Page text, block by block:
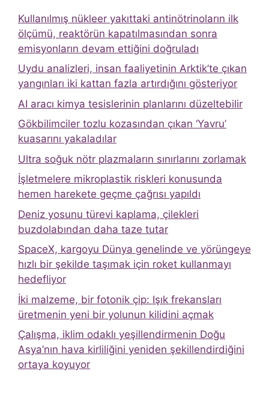
Kullanılmış nükleer yakıttaki antinötrinoların ilk
ölçümü, reaktörün kapatılmasından sonra
emisyonların devam ettiğini doğruladı
Uydu analizleri, insan faaliyetinin Arktik’te çıkan
yangınları iki kattan fazla artırdığını gösteriyor
AI aracı kimya tesislerinin planlarını düzeltebilir
Gökbilimciler tozlu kozasından çıkan ‘Yavru’
kuasarını yakaladılar
Ultra soğuk nötr plazmaların sınırlarını zorlamak
İşletmelere mikroplastik riskleri konusunda
hemen harekete geçme çağrısı yapıldı
Deniz yosunu türevi kaplama, çilekleri
buzdolabından daha taze tutar
SpaceX, kargoyu Dünya genelinde ve yörüngeye
hızlı bir şekilde taşımak için roket kullanmayı
hedefliyor
İki malzeme, bir fotonik çip: Işık frekansları
üretmenin yeni bir yolunun kilidini açmak
Çalışma, iklim odaklı yeşillendirmenin Doğu
Asya’nın hava kirliliğini yeniden şekillendirdiğini
ortaya koyuyor